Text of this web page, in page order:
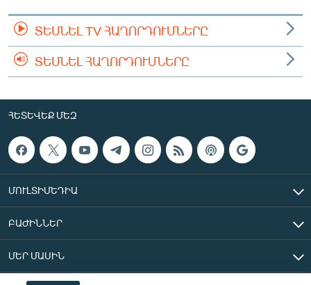
Русский
ՀԵՏԵՎԵՔ ՄԵԶ
«Ազատության» բոլոր կայքերը
ՏԵՍՆԵԼ TV ՀԱՂՈՐԴՈՒՄՆԵՐԸ
ՏԵՍՆԵԼ ՀԱՂՈՐԴՈՒՄՆԵՐԸ
ՀԵՏԵՎԵՔ ՄԵԶ
ՄՈՒԼՏԻՄԵԴԻԱ
ԲԱԺԻՆՆԵՐ
ՄԵՐ ՄԱՍԻՆ